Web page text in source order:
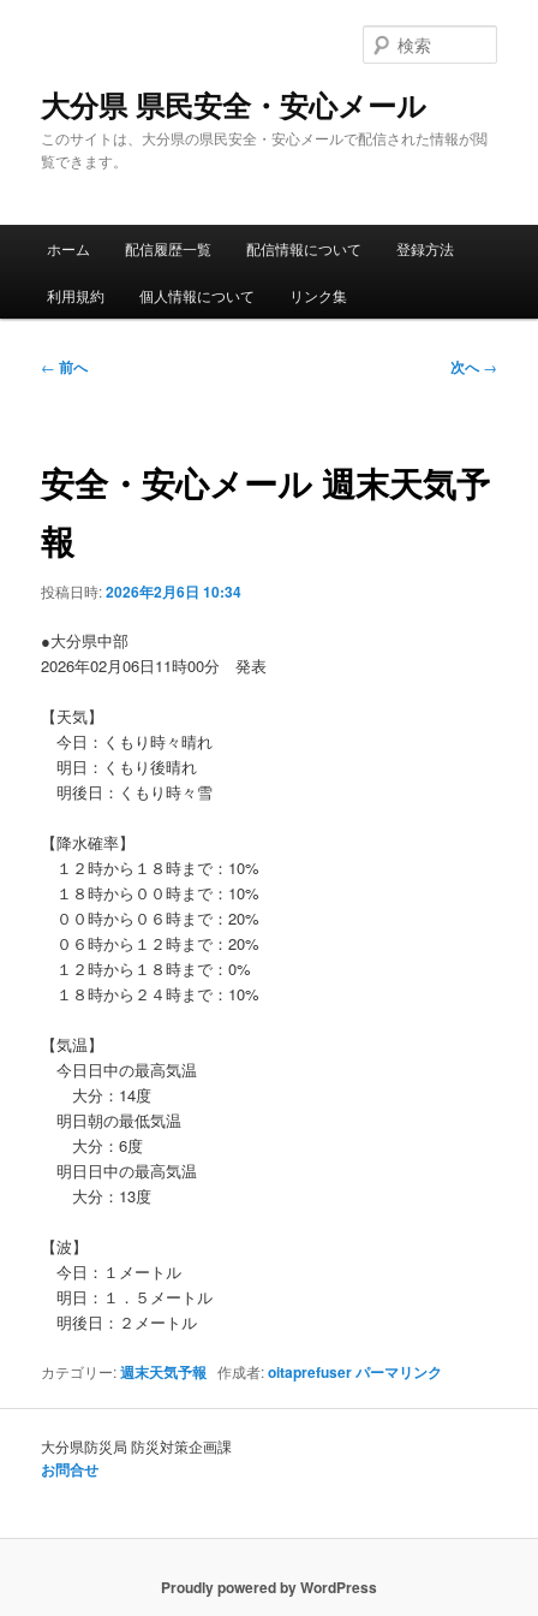
大分県 県民安全・安心メール
このサイトは、大分県の県民安全・安心メールで配信された情報が閲
覧できます。
索
メ
ホーム 配信履歴一覧 配信情報について 登録方法
利用規約 個人情報について リンク集
投
ゲ
ー
ョ
ン
← 前へ 次へ→
安全・安心メール 週末天気予
報
投稿日時:2026年2月6日 10:34
●大分県中部
2026年02月06日11時00分 発表
【天気】
今日：くもり時々晴れ
明日：くもり後晴れ
明後日：くもり時々雪
【降水確率】
１２時から１８時まで：10%
１８時から００時まで：10%
００時から０６時まで：20%
０６時から１２時まで：20%
１２時から１８時まで：0%
１８時から２４時まで：10%
【気温】
今日日中の最高気温
大分：14度
明日朝の最低気温
大分：6度
明日日中の最高気温
大分：13度
【波】
今日：１メートル
明日：１．５メートル
明後日：２メートル
カテゴリー:週末天気予報 作成者:oitaprefuserパーマリンク
大分県防災局 防災対策企画課
お問合せ
Proudly powered by WordPress